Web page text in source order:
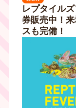
レプタイル
券販売中！
スも完備！